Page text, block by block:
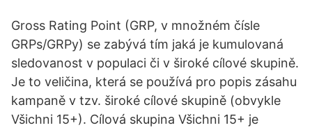
Gross Rating Point (GRP, v množném čísle
GRPs/GRPy) se zabývá tím jaká je kumulovaná
sledovanost v populaci či v široké cílové skupině.
Je to veličina, která se používá pro popis zásahu
kampaně v tzv. široké cílové skupině (obvykle
Všichni 15+). Cílová skupina Všichni 15+ je